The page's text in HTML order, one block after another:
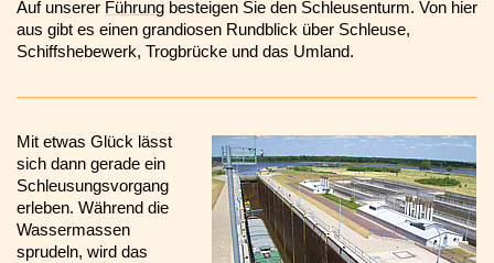
Auf unserer Führung besteigen Sie den Schleusenturm. Von hier
aus gibt es einen grandiosen Rundblick über Schleuse,
Schiffshebewerk, Trogbrücke und das Umland.
Mit etwas Glück lässt
sich dann gerade ein
Schleusungsvorgang
erleben. Während die
Wassermassen
sprudeln, wird das